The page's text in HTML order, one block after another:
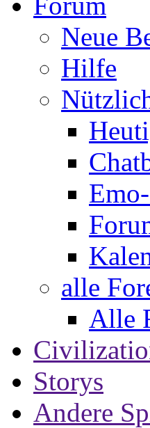
Neue
Hilfe
alle
Alle
Storys
Andere